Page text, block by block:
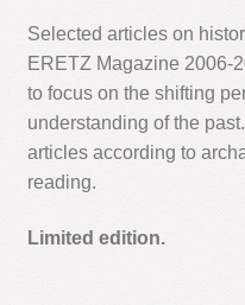
Selected articles on
ERETZ Magazine 2006-
to focus on the shifting
understanding of the
articles according to
reading.
Limited edition.